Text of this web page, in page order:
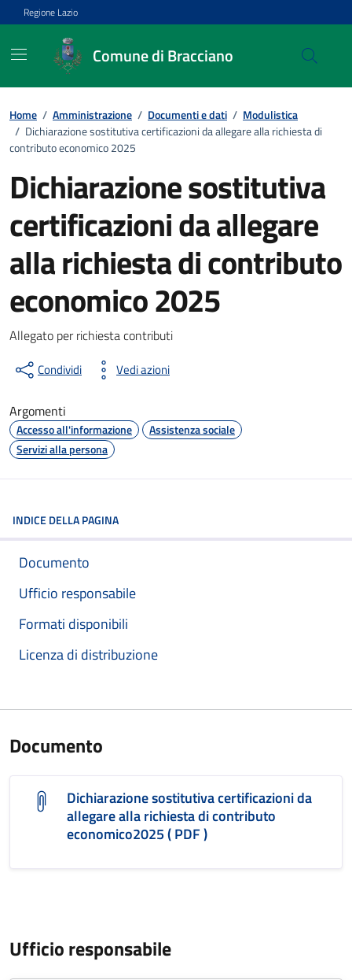
Vai ai contenuti
Vai al footer
Regione Lazio
Comune di Bracciano
Home / Amministrazione / Documenti e dati / Modulistica
/ Dichiarazione sostitutiva certificazioni da allegare alla richiesta di
contributo economico 2025
Dichiarazione sostitutiva
certificazioni da allegare
alla richiesta di contributo
economico 2025
Dettagli del documento
Allegato per richiesta contributi
Condividi Vedi azioni
Argomenti
Accesso all'informazione
Assistenza sociale
Servizi alla persona
INDICE DELLA PAGINA
Documento
Ufficio responsabile
Formati disponibili
Licenza di distribuzione
Documento
Dichiarazione sostitutiva certificazioni da
allegare alla richiesta di contributo
economico2025 ( PDF )
Ufficio responsabile